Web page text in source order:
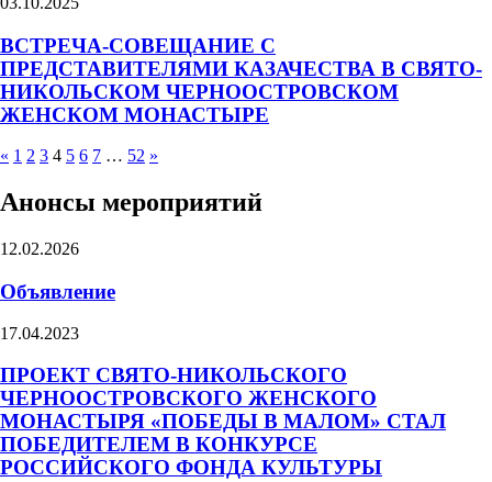
ВСТРЕЧА-СОВЕЩАНИЕ С
ПРЕДСТАВИТЕЛЯМИ КАЗАЧЕСТВА В СВЯТО-
НИКОЛЬСКОМ ЧЕРНООСТРОВСКОМ
ЖЕНСКОМ МОНАСТЫРЕ
« 1 2 3 4 5 6 7 … 52 »
Анонсы мероприятий
12.02.2026
Объявление
17.04.2023
ПРОЕКТ СВЯТО-НИКОЛЬСКОГО
ЧЕРНООСТРОВСКОГО ЖЕНСКОГО
МОНАСТЫРЯ «ПОБЕДЫ В МАЛОМ» СТАЛ
ПОБЕДИТЕЛЕМ В КОНКУРСЕ
РОССИЙСКОГО ФОНДА КУЛЬТУРЫ